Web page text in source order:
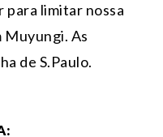
para limitar nossa
Muyungi. As
de S.Paulo.